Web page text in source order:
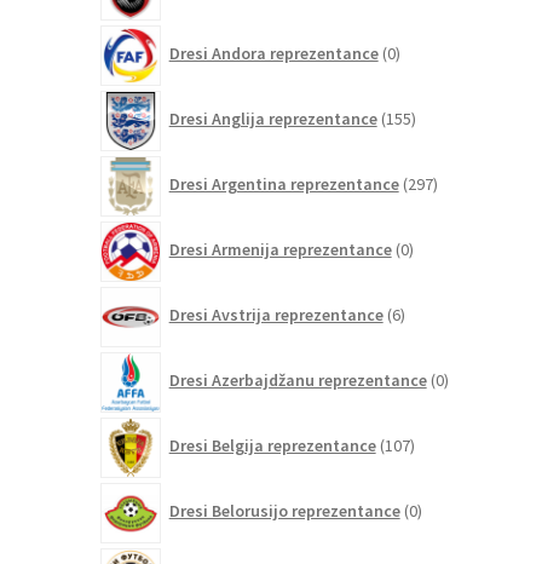
Dresi Andora reprezentance 0izdelkov
Dresi Anglija reprezentance 155izdelkov
Dresi Argentina reprezentance 297izdelkov
Dresi Armenija reprezentance 0izdelkov
Dresi Avstrija reprezentance 6izdelkov
Dresi Azerbajdžanu reprezentance 0izdelkov
Dresi Belgija reprezentance 107izdelkov
Dresi Belorusijo reprezentance 0izdelkov